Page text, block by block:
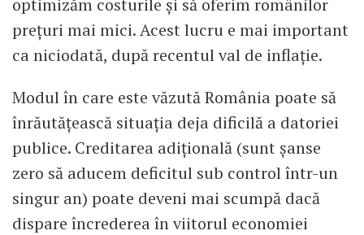
prețuri mai mici. Acest lucru e mai important
ca niciodată, după recentul val de inflație.
Modul în care este văzută România poate să
înrăutățească situația deja dificilă a datoriei
publice. Creditarea adițională (sunt șanse
zero să aducem deficitul sub control într-un
singur an) poate deveni mai scumpă dacă
dispare încrederea în viitorul economiei